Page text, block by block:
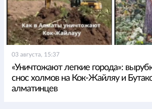
03 августа, 15:37
«Уничтожают легкие города»:
снос холмов на Кок-Жайляу и
алматинцев